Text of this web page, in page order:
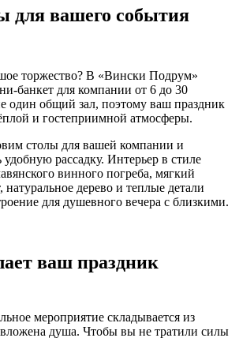
для вашего события
торжество? В «Вински Подрум»
банкет для компании от 6 до 30
один общий зал, поэтому ваш праздник
и гостеприимной атмосферы.
столы для вашей компании и
рассадку. Интерьер в стиле
винного погреба, мягкий
дерево и теплые детали
для душевного вечера с близкими.
ваш праздник
мероприятие складывается из
душа. Чтобы вы не тратили силы